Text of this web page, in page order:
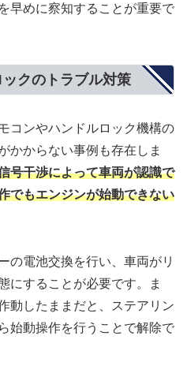
早めに察知することが重要で
クのトラブル対策
コンやハンドルロック機構の
かからない事例も存在しま
号干渉によって車両が認識で
でもエンジンが始動できない
の電池交換を行い、車両がリ
にすることが必要です。ま
動したままだと、ステアリン
始動操作を行うことで解除で